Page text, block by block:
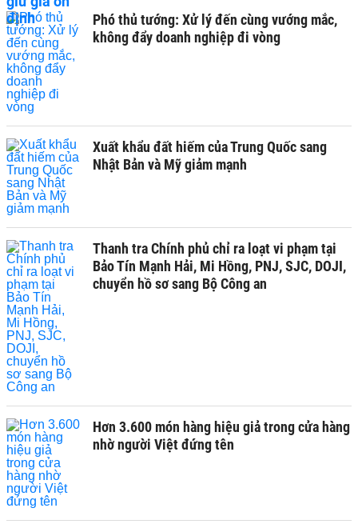
Phó thủ tướng: Xử lý đến cùng vướng mắc,
không đẩy doanh nghiệp đi vòng
Xuất khẩu đất hiếm của Trung Quốc sang
Nhật Bản và Mỹ giảm mạnh
Thanh tra Chính phủ chỉ ra loạt vi phạm tại
Bảo Tín Mạnh Hải, Mi Hồng, PNJ, SJC, DOJI,
chuyển hồ sơ sang Bộ Công an
Hơn 3.600 món hàng hiệu giả trong cửa hàng
nhờ người Việt đứng tên